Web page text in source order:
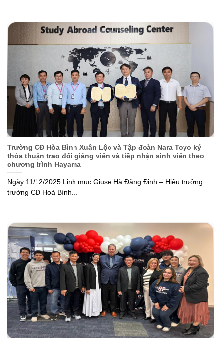
Trường CĐ Hòa Bình Xuân Lộc và Tập đoàn Nara Toyo ký
thỏa thuận trao đổi giảng viên và tiếp nhận sinh viên theo
chương trình Hayama
Ngày 11/12/2025 Linh mục Giuse Hà Đăng Định – Hiệu trưởng
trường CĐ Hoà Bình...